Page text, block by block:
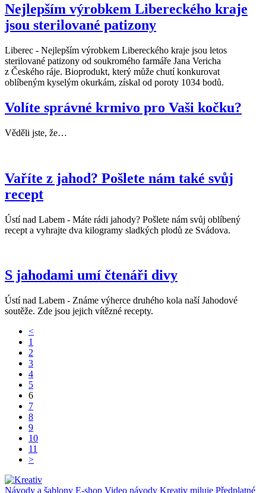
Nejlepším výrobkem Libereckého kraje
jsou sterilované patizony
Liberec - Nejlepším výrobkem Libereckého kraje jsou letos
sterilované patizony od soukromého farmáře Jana Vericha
z Českého ráje. Bioprodukt, který může chutí konkurovat
oblíbeným kyselým okurkám, získal od poroty 1034 bodů.
Volíte správné krmivo pro Vaši kočku?
Věděli jste, že…
Vaříte z jahod? Pošlete nám také svůj
recept
Ústí nad Labem - Máte rádi jahody? Pošlete nám svůj oblíbený
recept a vyhrajte dva kilogramy sladkých plodů ze Svádova.
S jahodami umí čtenáři divy
Ústí nad Labem - Známe výherce druhého kola naší Jahodové
soutěže. Zde jsou jejich vítězné recepty.
<
1
2
3
4
5
6
7
8
9
10
11
>
Návody a šablony E-shop Video návody Kreativ miluje Předplatné